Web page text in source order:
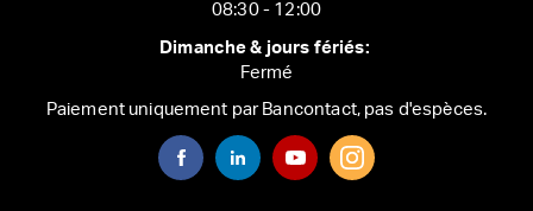
08:30 - 12:00
Dimanche & jours fériés:
Fermé
Paiement uniquement par Bancontact, pas d'espèces.